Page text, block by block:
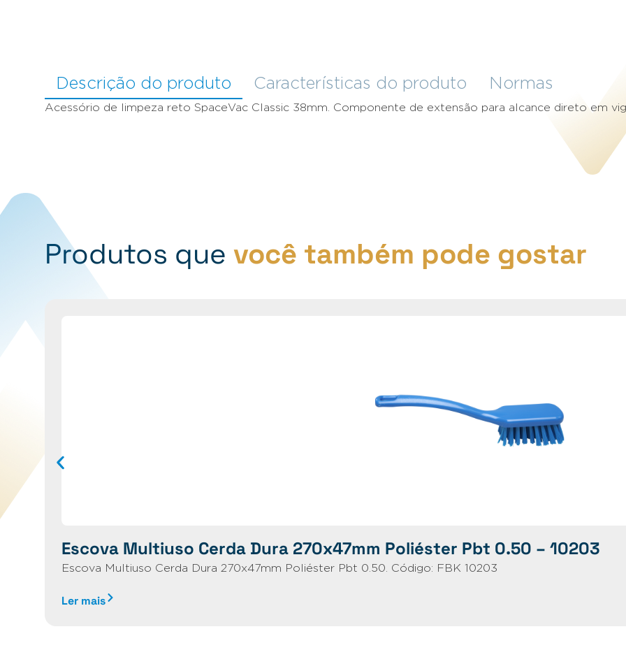
Descrição do produto Características do produto Normas
Acessório de limpeza reto SpaceVac Classic 38mm. Componente de extensão para alcance direto em
Produtos que você também pode gostar
Escova Multiuso Cerda Dura 270x47mm Poliéster Pbt 0.50 – 10203
Escova Multiuso Cerda Dura 270x47mm Poliéster Pbt 0.50. Código: FBK 10203
Ler mais